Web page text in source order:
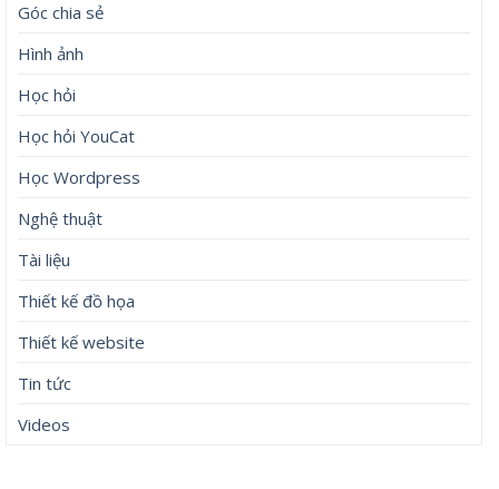
Góc chia sẻ
Hình ảnh
Học hỏi
Học hỏi YouCat
Học Wordpress
Nghệ thuật
Tài liệu
Thiết kế đồ họa
Thiết kế website
Tin tức
Videos